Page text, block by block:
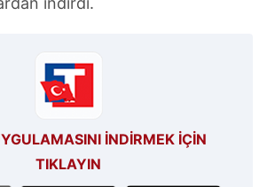
olarak kullanılan çerezlerle ilgili bilgi
.
İNDİRMEK İÇİN
TIKLAYIN